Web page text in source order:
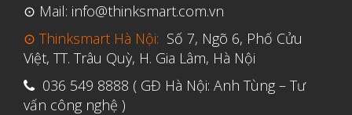
Tháng Mười 2020
Tháng Chín 2020
Tháng Tám 2020
Tháng Bảy 2020
⊙ Mail: info@thinksmart.com.vn
⊙ Thinksmart Hà Nội: Số 7, Ngõ 6, Phố Cửu
Việt, TT. Trâu Quỳ, H. Gia Lâm, Hà Nội
036 549 8888 ( GĐ Hà Nội: Anh Tùng – Tư
vấn công nghệ )